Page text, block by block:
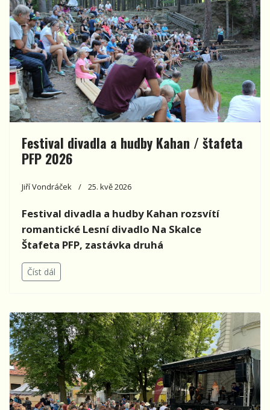
Festival divadla a hudby Kahan / štafeta
PFP 2026
Jiří Vondráček 25. kvě 2026
Festival divadla a hudby Kahan rozsvítí
romantické Lesní divadlo Na Skalce
Štafeta PFP, zastávka druhá
Číst dál